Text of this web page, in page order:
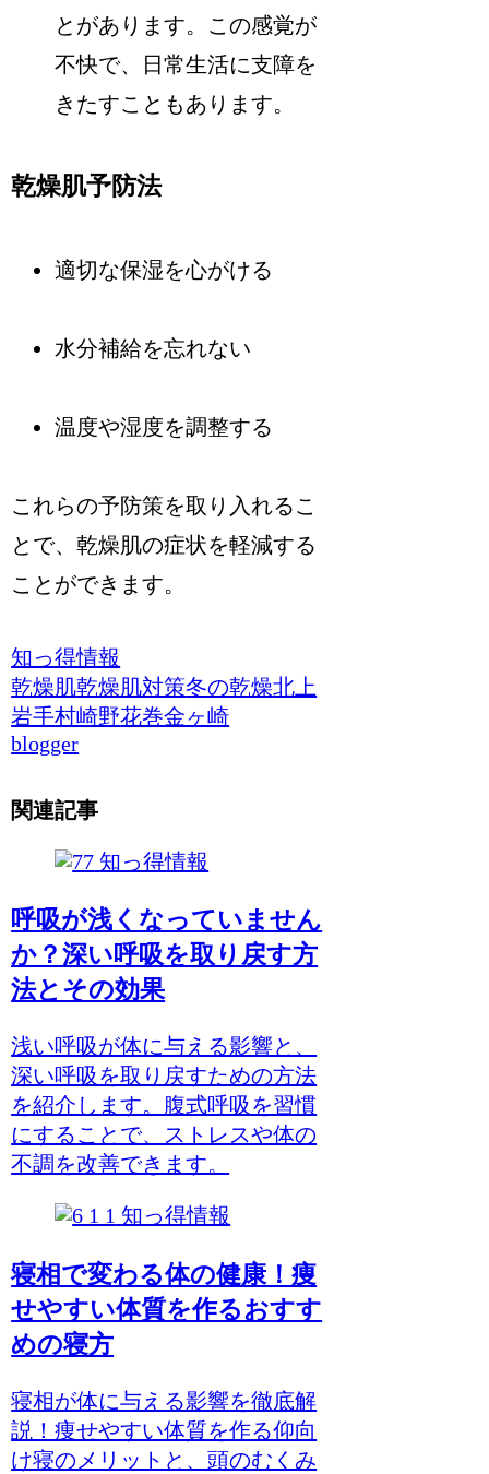
とがあります。この感覚が
不快で、日常生活に支障を
きたすこともあります。
乾燥肌予防法
適切な保湿を心がける
水分補給を忘れない
温度や湿度を調整する
これらの予防策を取り入れるこ
とで、乾燥肌の症状を軽減する
ことができます。
知っ得情報
乾燥肌乾燥肌対策冬の乾燥北上
岩手村崎野花巻金ヶ崎
blogger
関連記事
知っ得情報
呼吸が浅くなっていません
か？深い呼吸を取り戻す方
法とその効果
浅い呼吸が体に与える影響と、
深い呼吸を取り戻すための方法
を紹介します。腹式呼吸を習慣
にすることで、ストレスや体の
不調を改善できます。
知っ得情報
寝相で変わる体の健康！痩
せやすい体質を作るおすす
めの寝方
寝相が体に与える影響を徹底解
説！痩せやすい体質を作る仰向
け寝のメリットと、頭のむくみ